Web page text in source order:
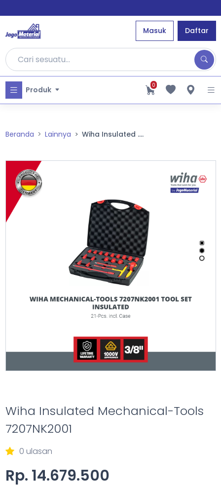
Masuk Daftar
Produk 0
Beranda Lainnya Wiha Insulated ....
Wiha Insulated Mechanical-Tools
7207NK2001
0 ulasan
Rp. 14.679.500